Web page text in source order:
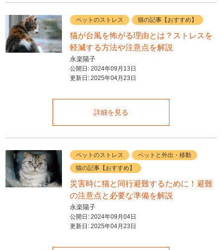
ペットのストレス 猫の記事【おすすめ】
猫が台風を怖がる理由とは？ストレスを
軽減する方法や注意点を解説
永楽陽子
公開日: 2024年09月13日
更新日: 2025年04月23日
詳細を見る
ペットのストレス
ペットと外出・移動
猫の記事【おすすめ】
災害時に猫と同行避難するために！避難
の注意点と必要な準備を解説
永楽陽子
公開日: 2024年09月04日
更新日: 2025年04月23日